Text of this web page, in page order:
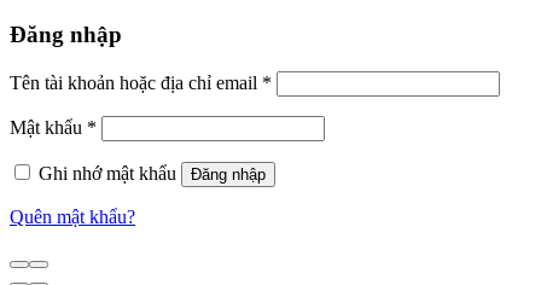
Đăng nhập
Tên tài khoản hoặc địa chỉ email *
Mật khẩu *
Ghi nhớ mật khẩu Đăng nhập
Quên mật khẩu?